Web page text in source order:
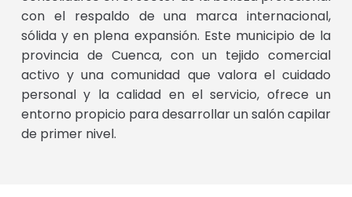
con el respaldo de una marca internacional,
sólida y en plena expansión. Este municipio de la
provincia de Cuenca, con un tejido comercial
activo y una comunidad que valora el cuidado
personal y la calidad en el servicio, ofrece un
entorno propicio para desarrollar un salón capilar
de primer nivel.